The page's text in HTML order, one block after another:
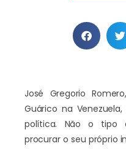
José Gregorio
Guárico na
política. Não o tipo
procurar o seu próprio